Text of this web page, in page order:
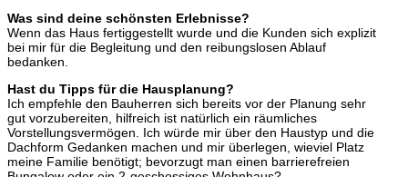
Was sind deine schönsten Erlebnisse?
Wenn das Haus fertiggestellt wurde und die Kunden sich explizit
bei mir für die Begleitung und den reibungslosen Ablauf
bedanken.
Hast du Tipps für die Hausplanung?
Ich empfehle den Bauherren sich bereits vor der Planung sehr
gut vorzubereiten, hilfreich ist natürlich ein räumliches
Vorstellungsvermögen. Ich würde mir über den Haustyp und die
Dachform Gedanken machen und mir überlegen, wieviel Platz
meine Familie benötigt; bevorzugt man einen barrierefreien